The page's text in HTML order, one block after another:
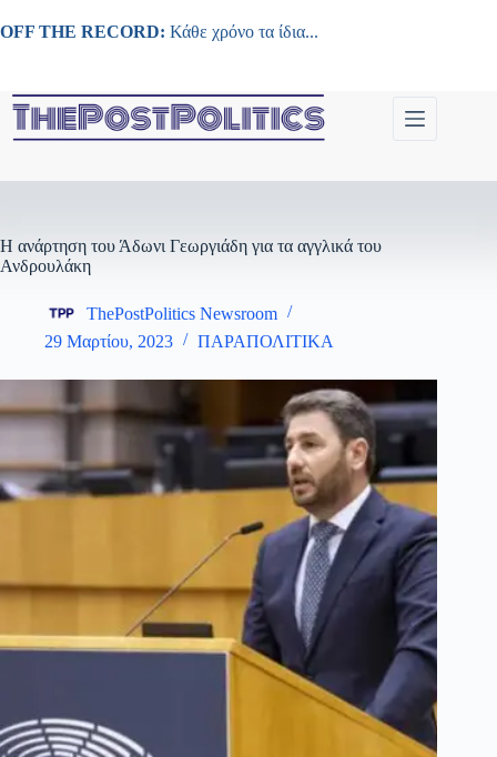
στο
OFF THE RECORD: Κάθε χρόνο τα ίδια...
Η ανάρτηση του Άδωνι Γεωργιάδη για τα αγγλικά του
Ανδρουλάκη
ThePostPolitics Newsroom
29 Μαρτίου, 2023
ΠΑΡΑΠΟΛΙΤΙΚΑ